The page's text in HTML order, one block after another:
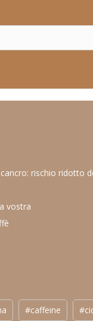
rischio ridotto
vostra
#caffeine